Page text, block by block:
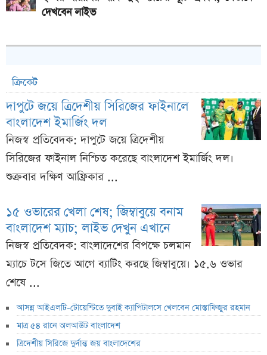
দেখবেন লাইভ
ক্রিকেট
দাপুটে জয়ে ত্রিদেশীয় সিরিজের ফাইনালে
বাংলাদেশ ইমার্জিং দল
নিজস্ব প্রতিবেদক: দাপুটে জয়ে ত্রিদেশীয়
সিরিজের ফাইনাল নিশ্চিত করেছে বাংলাদেশ ইমার্জিং দল।
শুক্রবার দক্ষিণ আফ্রিকার ...
১৫ ওভারের খেলা শেষ; জিম্বাবুয়ে বনাম
বাংলাদেশ ম্যাচ; লাইভ দেখুন এখানে
নিজস্ব প্রতিবেদক: বাংলাদেশের বিপক্ষে চলমান
ম্যাচে টসে জিতে আগে ব্যাটিং করছে জিম্বাবুয়ে। ১৫.৬ ওভার
শেষে ...
আসন্ন আইএলটি-টোয়েন্টিতে দুবাই ক্যাপিটালসে খেলবেন মোস্তাফিজুর রহমান
মাত্র ৫৪ রানে অলআউট বাংলাদেশ
ত্রিদেশীয় সিরিজে দুর্দান্ত জয় বাংলাদেশের